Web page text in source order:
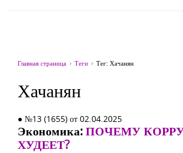
Главная страница Теги Тег: Хачанян
Хачанян
● №13 (1655) от 02.04.2025
Экономика:ПОЧЕМУ
ХУДЕЕТ?